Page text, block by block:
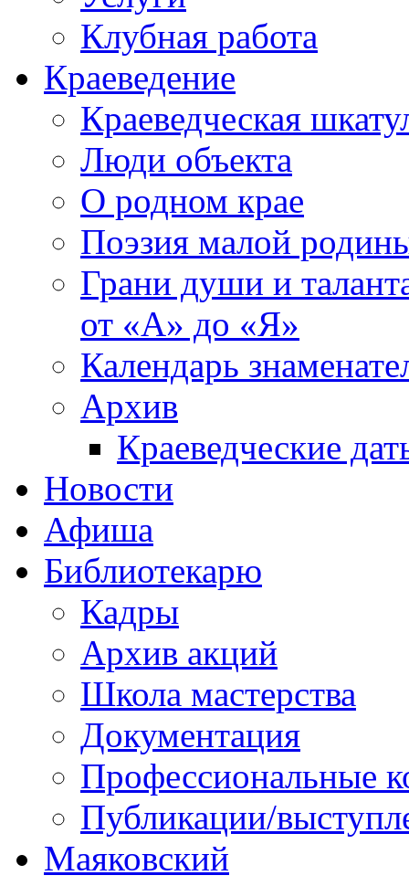
Клубная работа
Краеведение
Краеведческая
Люди объекта
О родном крае
Поэзия малой
Грани души и
от «А» до «Я»
Календарь
Архив
Краеведческие
Новости
Афиша
Библиотекарю
Кадры
Архив акций
Школа мастерства
Документация
Профессиональные
Публикации/
Маяковский